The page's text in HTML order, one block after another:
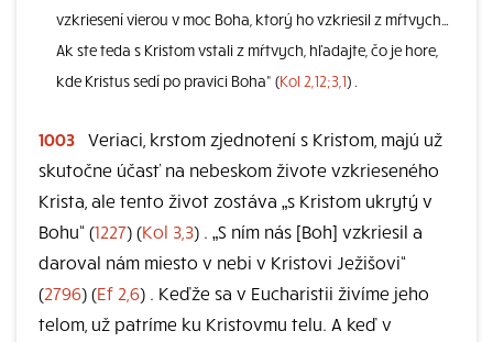
vzkriesení vierou v moc Boha, ktorý ho vzkriesil z mŕtvych…
Ak ste teda s Kristom vstali z mŕtvych, hľadajte, čo je hore,
kde Kristus sedí po pravici Boha“ (Kol 2,12;3,1) .
1003 Veriaci, krstom zjednotení s Kristom, majú už
skutočne účasť na nebeskom živote vzkrieseného
Krista, ale tento život zostáva „s Kristom ukrytý v
Bohu“ (1227) (Kol 3,3) . „S ním nás [Boh] vzkriesil a
daroval nám miesto v nebi v Kristovi Ježišovi“
(2796) (Ef 2,6) . Keďže sa v Eucharistii živíme jeho
telom, už patríme ku Kristovmu telu. A keď v